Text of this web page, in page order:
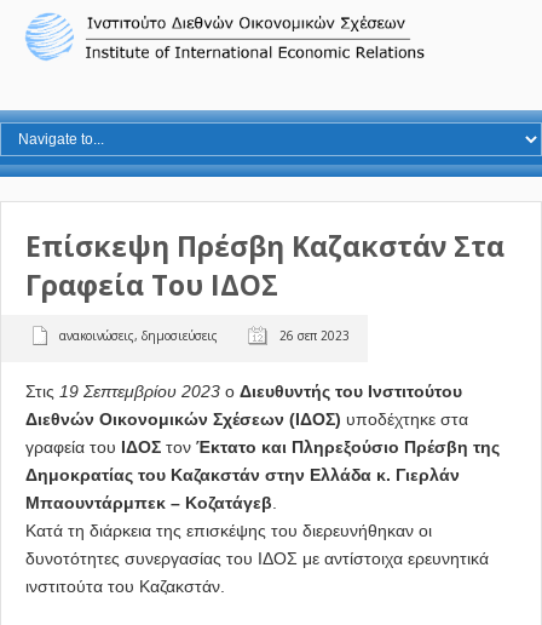
Επίσκεψη Πρέσβη Καζακστάν Στα
Γραφεία Του ΙΔΟΣ
ανακοινώσεις, δημοσιεύσεις 26 σεπ 2023
Στις 19 Σεπτεμβρίου 2023 ο Διευθυντής του Ινστιτούτου
Διεθνών Οικονομικών Σχέσεων (ΙΔΟΣ) υποδέχτηκε στα
γραφεία του ΙΔΟΣ τον Έκτατο και Πληρεξούσιο Πρέσβη της
Δημοκρατίας του Καζακστάν στην Ελλάδα κ. Γιερλάν
Μπαουντάρμπεκ – Κοζατάγεβ
Κατά τη διάρκεια της επισκέψης του διερευνήθηκαν οι
δυνοτότητες συνεργασίας του ΙΔΟΣ με αντίστοιχα ερευνητικά
ινστιτούτα του Καζακστάν.